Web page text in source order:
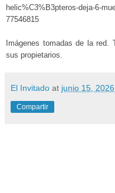
helic%C3%B3pteros-deja-6-
77546815
Imágenes tomadas de la
sus propietarios.
El Invitado at junio 15, 2026
Compartir